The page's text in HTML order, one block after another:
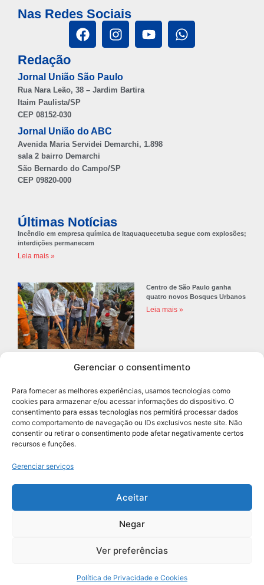
Gerenciar o consentimento
Para fornecer as melhores experiências, usamos tecnologias como
cookies para armazenar e/ou acessar informações do dispositivo. O
consentimento para essas tecnologias nos permitirá processar dados
como comportamento de navegação ou IDs exclusivos neste site. Não
consentir ou retirar o consentimento pode afetar negativamente certos
recursos e funções.
Gerenciar serviços
Aceitar
Negar
Ver preferências
Política de Privacidade e Cookies
Nas Redes Sociais
Redação
Jornal União São Paulo
Rua Nara Leão, 38 – Jardim Bartira
Itaim Paulista/SP
CEP 08152-030
Jornal União do ABC
Avenida Maria Servidei Demarchi, 1.898
sala 2 bairro Demarchi
São Bernardo do Campo/SP
CEP 09820-000
Últimas Notícias
Incêndio em empresa química de Itaquaquecetuba segue com explosões;
interdições permanecem
Leia mais »
Centro de São Paulo ganha
quatro novos Bosques Urbanos
Leia mais »
para professores
Leia mais »
Navegação
Grupo União de Jornais | Todos os Direitos Reservados